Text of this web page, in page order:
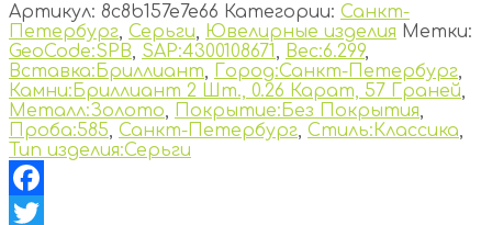
Артикул: 8c8b157e7e66 Категории: Санкт-
Петербург, Серьги, Ювелирные изделия Метки:
GeoCode:SPB, SAP:4300108671, Вес:6.299,
Вставка:Бриллиант, Город:Санкт-Петербург,
Камни:Бриллиант 2 Шт., 0.26 Карат, 57 Граней,
Металл:Золото, Покрытие:Без Покрытия,
Проба:585, Санкт-Петербург, Стиль:Классика,
Тип изделия:Серьги
Facebook